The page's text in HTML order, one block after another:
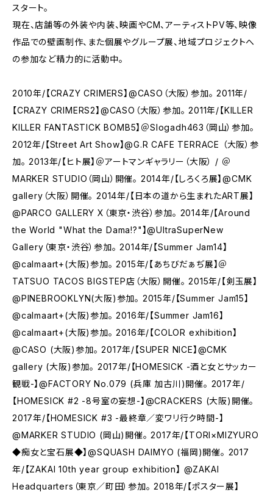
スタート。
現在、店舗等の外装や内装、映画やCM、アーティストPV等、映像
作品での壁画制作、また個展やグループ展、地域プロジェクトへ
の参加など精力的に活動中。
2010年/【CRAZY CRIMERS】@CASO（大阪）参加。 2011年/
【CRAZY CRIMERS2】@CASO（大阪）参加。 2011年/【KILLER
KILLER FANTASTICK BOMB5】＠Slogadh463（岡山）参加。
2012年/【Street Art Show】@G.R CAFE TERRACE （大阪）参
加。 2013年/【ヒト展】＠アートマンギャラリー（大阪） / ＠
MARKER STUDIO（岡山）開催。 2014年/【しろくろ展】@CMK
gallery（大阪）開催。 2014年/【日本の道から生まれたART展‬】
@PARCO GALLERY X（東京・渋谷）参加。 2014年/【Around
the World "What the Dama!?"‬】@UltraSuperNew
Gallery（東京・渋谷）参加。 2014年/【Summer Jam14】
@calmaart+(大阪)参加。 2015年/【あちびだぁぢ展】＠
TATSUO TACOS BIGSTEP店（大阪）開催。 2015年/【剣玉展】
@PINEBROOKLYN(大阪)参加。 2015年/【Summer Jam15】
@calmaart+(大阪)参加。 2016年/【Summer Jam16】
@calmaart+(大阪)参加。 2016年/【COLOR exhibition】
@CASO (大阪)参加。 2017年/【SUPER NICE】@CMK
gallery (大阪)参加。 2017年/【HOMESICK -酒と女とサッカー
観戦-】@FACTORY No.079 (兵庫 加古川)開催。 2017年/
【HOMESICK #2 -8号室の妄想-】@CRACKERS (大阪)開催。
2017年/【HOMESICK #3 -最終章／変ワリ行ク時間-】
@MARKER STUDIO (岡山)開催。 2017年/【TORI×MIZYURO
◆痴女と宝石展◆】@SQUASH DAIMYO (福岡)開催。 2017
年/【ZAKAI 10th year group exhibition】 @ZAKAI
Headquarters（東京／町田）参加。 2018年/【ポスター展】